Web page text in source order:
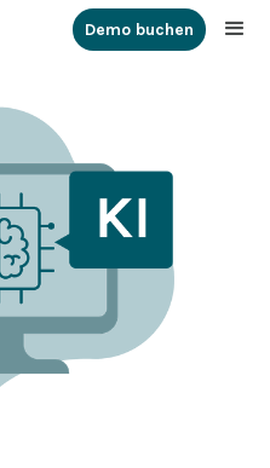
Demo buchen